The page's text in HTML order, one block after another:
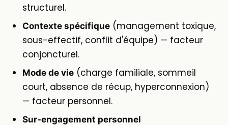
structurel.
Contexte spécifique (management toxique,
sous-effectif, conflit d'équipe) — facteur
conjoncturel.
Mode de vie (charge familiale, sommeil
court, absence de récup, hyperconnexion)
— facteur personnel.
Sur-engagement personnel